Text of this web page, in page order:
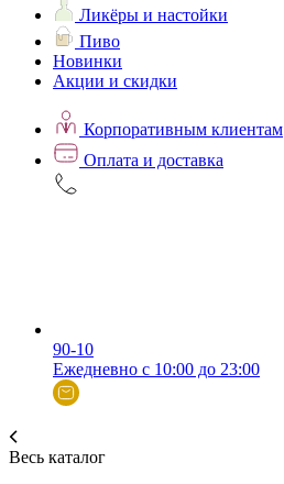
Ликёры и настойки
Пиво
Новинки
Акции и скидки
Корпоративным клиентам
Оплата и доставка
90-10
Ежедневно с 10:00 до 23:00
Весь каталог